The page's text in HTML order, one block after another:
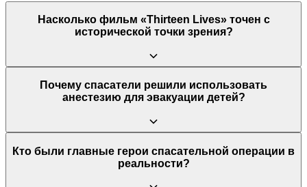
Насколько фильм «Thirteen Lives» точен с
исторической точки зрения?
Фильм считается очень точным в изображении ключевых
событий, технических деталей и участников спасательной
дайверами Риком Стэнтоном и Джоном Волантеном, чтобы
максимально достоверно воссоздать все аспекты миссии.
Единственное значимое допущение — это видимость под
водой, которую пришлось немного улучшить для зрителей.
Почему спасатели решили использовать
анестезию для эвакуации детей?
Этот рискованный план был единственным возможным
вариантом. Дети не умели плавать, тем более нырять с
Кто были главные герои спасательной операции в
реальности?